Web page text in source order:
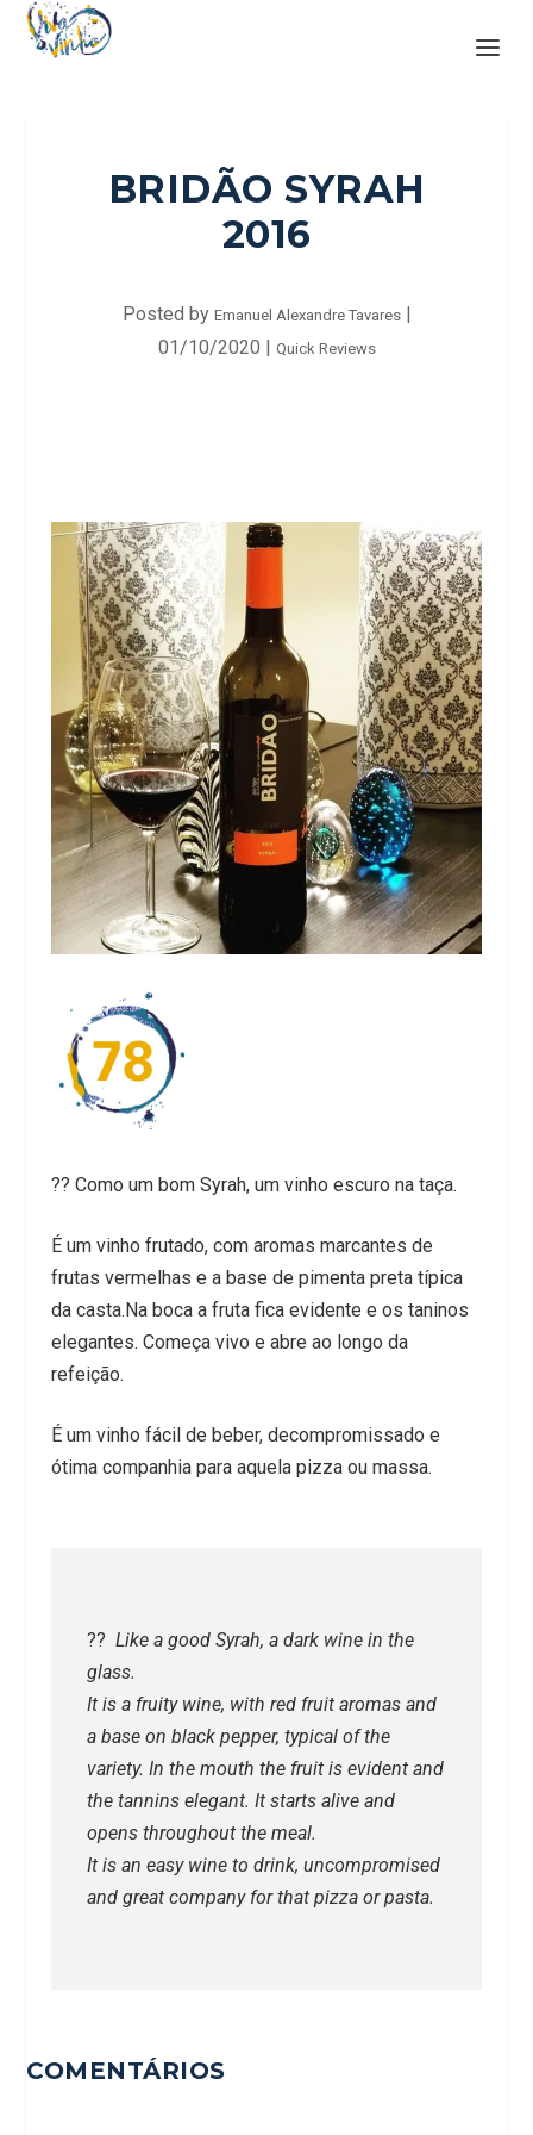
BRIDÃO SYRAH
2016
Posted by Emanuel Alexandre Tavares|
01/10/2020 | Quick Reviews
?? Como um bom Syrah, um vinho escuro na taça.
É um vinho frutado, com aromas marcantes de
frutas vermelhas e a base de pimenta preta típica
da casta.Na boca a fruta fica evidente e os taninos
elegantes. Começa vivo e abre ao longo da
refeição.
É um vinho fácil de beber, decompromissado e
ótima companhia para aquela pizza ou massa.
?? Like a good Syrah, a dark wine in the
glass.
It is a fruity wine, with red fruit aromas and
a base on black pepper, typical of the
variety. In the mouth the fruit is evident and
the tannins elegant. It starts alive and
opens throughout the meal.
It is an easy wine to drink, uncompromised
and great company for that pizza or pasta.
COMENTÁRIOS